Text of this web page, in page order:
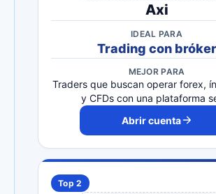
Axi
IDEAL PARA
Trading con bróker
MEJOR PARA
Traders que buscan operar forex,
y CFDs con una plataforma
Abrir cuenta
Top 2